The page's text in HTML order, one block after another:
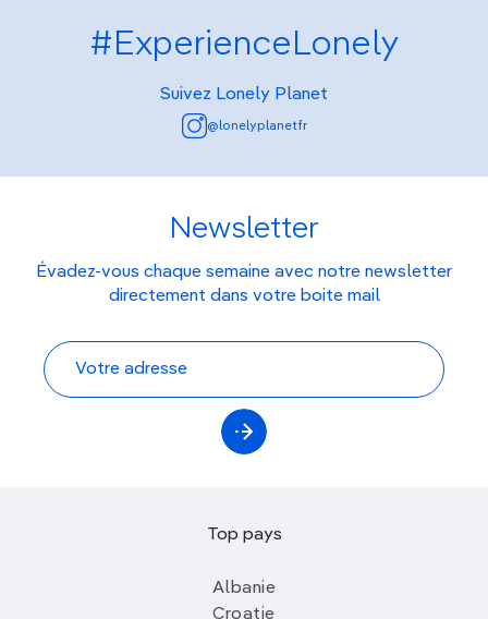
#ExperienceLonely
Suivez Lonely Planet
@lonelyplanetfr
Newsletter
Évadez-vous chaque semaine avec notre newsletter
directement dans votre boite mail
Top pays
Albanie
Croatie